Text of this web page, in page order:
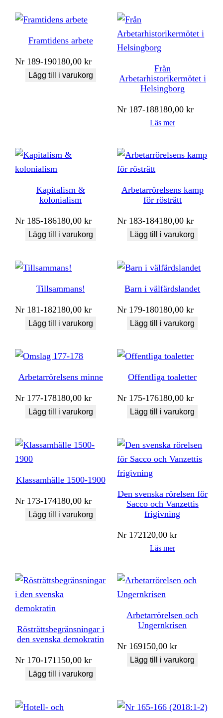
Framtidens arbete
Nr 189-190180,00kr
Lägg till i varukorg
Från
Arbetarhistorikermötet i
Helsingborg
Nr 187-188180,00kr
Läs mer
Kapitalism &
kolonialism
Nr 185-186180,00kr
Lägg till i varukorg
Arbetarrörelsens kamp
för rösträtt
Nr 183-184180,00kr
Lägg till i varukorg
Tillsammans!
Nr 181-182180,00kr
Lägg till i varukorg
Barn i välfärdslandet
Nr 179-180180,00kr
Lägg till i varukorg
Arbetarrörelsens minne
Nr 177-178180,00kr
Lägg till i varukorg
Offentliga toaletter
Nr 175-176180,00kr
Lägg till i varukorg
Klassamhälle 1500-1900
Nr 173-174180,00kr
Lägg till i varukorg
Den svenska rörelsen för
Sacco och Vanzettis
frigivning
Nr 172120,00kr
Läs mer
Rösträttsbegränsningar i
den svenska demokratin
Nr 170-171150,00kr
Lägg till i varukorg
Arbetarrörelsen och
Ungernkrisen
Nr 169150,00kr
Lägg till i varukorg